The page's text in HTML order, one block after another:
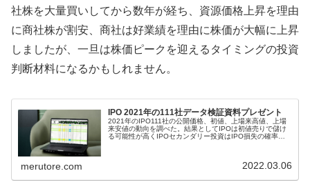
社株を大量買いしてから数年が経ち、資源価格上昇を理由
に商社株が割安、商社は好業績を理由に株価が大幅に上昇
しましたが、一旦は株価ピークを迎えるタイミングの投資
判断材料になるかもしれません。
IPO 2021年の111社データ検証資料プレゼント
2021年のIPO111社の公開価格、初値、上場来高値、上場
来安値の動向を調べた。結果としてIPOは初値売りで儲け
る可能性が高くIPOセカンダリー投資はIPO損失の確率を
merutore.com 2022.03.06